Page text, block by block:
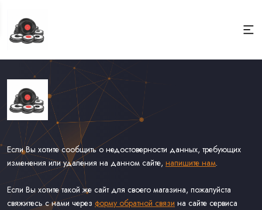
Если Вы хотите сообщить о недостоверности данных, требующих
изменения или удаления на данном сайте, напишите нам.
Если Вы хотите такой же сайт для своего магазина, пожалуйста
свяжитесь с нами через форму обратной связи на сайте сервиса